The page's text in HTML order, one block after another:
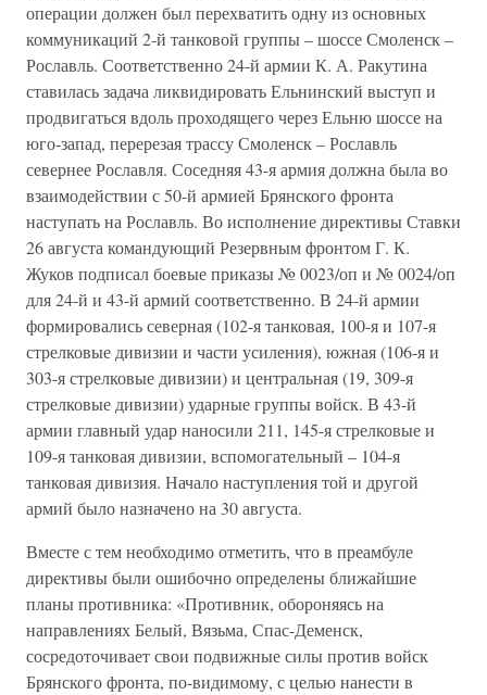
операции должен был перехватить одну из основных
коммуникаций 2-й танковой группы – шоссе Смоленск –
Рославль. Соответственно 24-й армии К. А. Ракутина
ставилась задача ликвидировать Ельнинский выступ и
продвигаться вдоль проходящего через Ельню шоссе на
юго-запад, перерезая трассу Смоленск – Рославль
севернее Рославля. Соседняя 43-я армия должна была во
взаимодействии с 50-й армией Брянского фронта
наступать на Рославль. Во исполнение директивы Ставки
26 августа командующий Резервным фронтом Г. К.
Жуков подписал боевые приказы № 0023/оп и № 0024/оп
для 24-й и 43-й армий соответственно. В 24-й армии
формировались северная (102-я танковая, 100-я и 107-я
стрелковые дивизии и части усиления), южная (106-я и
303-я стрелковые дивизии) и центральная (19, 309-я
стрелковые дивизии) ударные группы войск. В 43-й
армии главный удар наносили 211, 145-я стрелковые и
109-я танковая дивизии, вспомогательный – 104-я
танковая дивизия. Начало наступления той и другой
армий было назначено на 30 августа.
Вместе с тем необходимо отметить, что в преамбуле
директивы были ошибочно определены ближайшие
планы противника: «Противник, обороняясь на
направлениях Белый, Вязьма, Спас-Деменск,
сосредоточивает свои подвижные силы против войск
Брянского фронта, по-видимому, с целью нанести в